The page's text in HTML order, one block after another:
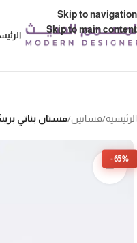
Skip to navigation
Skip to main content
الرئيسية/فساتين/فستان بناتي
-65%